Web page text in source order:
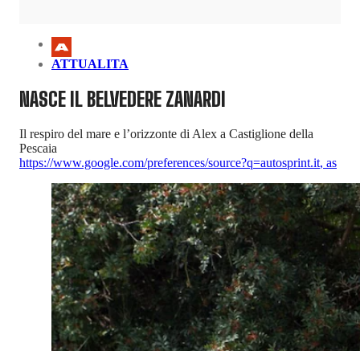
ATTUALITA
NASCE IL BELVEDERE ZANARDI
Il respiro del mare e l’orizzonte di Alex a Castiglione della
Pescaia
https://www.google.com/preferences/source?q=autosprint.it, as